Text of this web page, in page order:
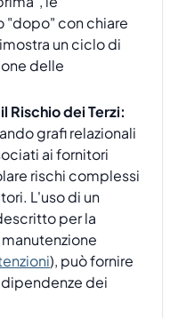
"dopo" con chiare
un ciclo di
delle
Rischio dei Terzi:
grafi relazionali
ai fornitori
rischi complessi
L'uso di un
per la
), può fornire
dei